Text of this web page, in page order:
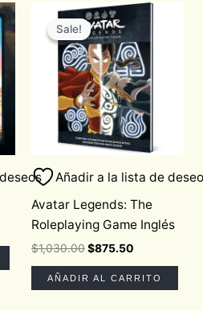
Sale!
Sale!
Añadir a la lista de
Avatar Legends: The
Roleplaying Game Inglés
$1,030.00
Original
price
was:
$1,030.00.
$875.50
Current
$875.50.
AÑADIR AL CARRITO